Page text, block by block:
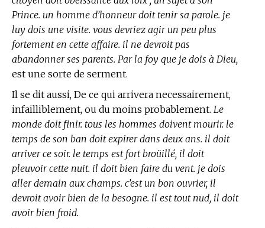
Prince. un homme d’honneur doit tenir sa parole. je
luy dois une visite. vous devriez agir un peu plus
fortement en cette affaire. il ne devroit pas
abandonner ses parents. Par la foy que je dois à Dieu,
est une sorte de serment.
Il se dit aussi, De ce qui arrivera necessairement,
infailliblement, ou du moins probablement. Le
monde doit finir. tous les hommes doivent mourir. le
temps de son ban doit expirer dans deux ans. il doit
arriver ce soir. le temps est fort broüillé, il doit
pleuvoir cette nuit. il doit bien faire du vent. je dois
aller demain aux champs. c’est un bon ouvrier, il
devroit avoir bien de la besogne. il est tout nud, il doit
avoir bien froid.